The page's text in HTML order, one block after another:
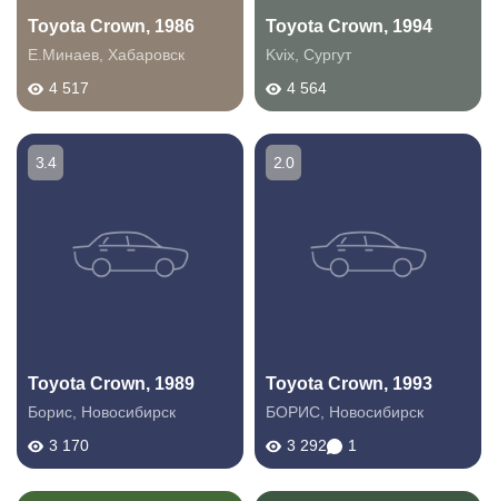
Toyota Crown, 1986
Е.Минаев Хабаровск
4 517
Toyota Crown, 1994
Kvix Сургут
4 564
Toyota Crown, 1989
Борис Новосибирск
3 170
3.4
Toyota Crown, 1993
БОРИС Новосибирск
3 292
1
2.0